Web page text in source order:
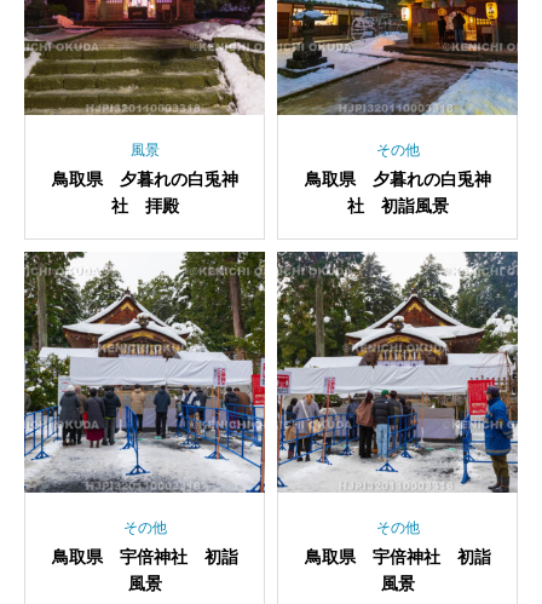
風景
鳥取県 夕暮れの白兎神
社 拝殿
その他
鳥取県 夕暮れの白兎神
社 初詣風景
その他
鳥取県 宇倍神社 初詣
風景
その他
鳥取県 宇倍神社 初詣
風景